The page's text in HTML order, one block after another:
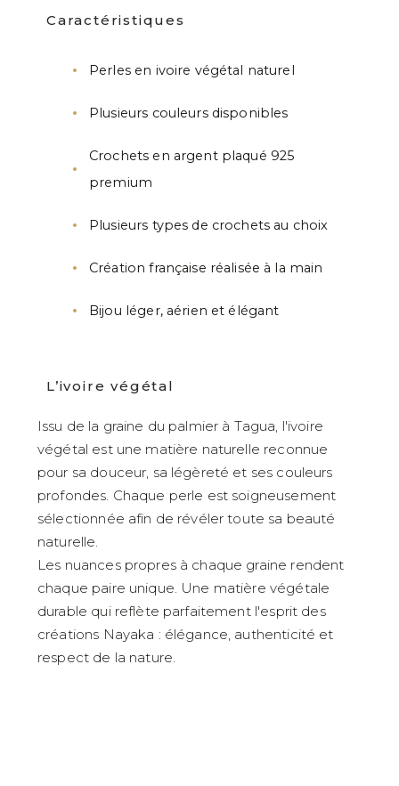
Caractéristiques
Perles en ivoire végétal naturel
Plusieurs couleurs disponibles
Crochets en argent plaqué 925
premium
Plusieurs types de crochets au choix
Création française réalisée à la main
Bijou léger, aérien et élégant
L’ivoire végétal
Issu de la graine du palmier à Tagua, l'ivoire
végétal est une matière naturelle reconnue
pour sa douceur, sa légèreté et ses couleurs
profondes. Chaque perle est soigneusement
sélectionnée afin de révéler toute sa beauté
naturelle.
Les nuances propres à chaque graine rendent
chaque paire unique. Une matière végétale
durable qui reflète parfaitement l'esprit des
créations Nayaka : élégance, authenticité et
respect de la nature.